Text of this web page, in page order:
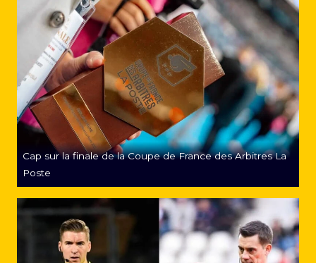
Cap sur la finale de la Coupe de France des Arbitres La
Poste